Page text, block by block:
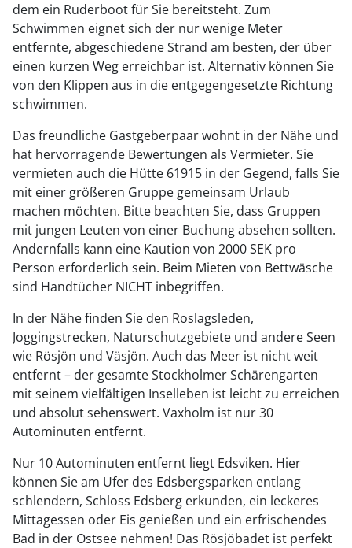
dem ein Ruderboot für Sie bereitsteht. Zum
Schwimmen eignet sich der nur wenige Meter
entfernte, abgeschiedene Strand am besten, der über
einen kurzen Weg erreichbar ist. Alternativ können Sie
von den Klippen aus in die entgegengesetzte Richtung
schwimmen.
Das freundliche Gastgeberpaar wohnt in der Nähe und
hat hervorragende Bewertungen als Vermieter. Sie
vermieten auch die Hütte 61915 in der Gegend, falls Sie
mit einer größeren Gruppe gemeinsam Urlaub
machen möchten. Bitte beachten Sie, dass Gruppen
mit jungen Leuten von einer Buchung absehen sollten.
Andernfalls kann eine Kaution von 2000 SEK pro
Person erforderlich sein. Beim Mieten von Bettwäsche
sind Handtücher NICHT inbegriffen.
In der Nähe finden Sie den Roslagsleden,
Joggingstrecken, Naturschutzgebiete und andere Seen
wie Rösjön und Väsjön. Auch das Meer ist nicht weit
entfernt – der gesamte Stockholmer Schärengarten
mit seinem vielfältigen Inselleben ist leicht zu erreichen
und absolut sehenswert. Vaxholm ist nur 30
Autominuten entfernt.
Nur 10 Autominuten entfernt liegt Edsviken. Hier
können Sie am Ufer des Edsbergsparken entlang
schlendern, Schloss Edsberg erkunden, ein leckeres
Mittagessen oder Eis genießen und ein erfrischendes
Bad in der Ostsee nehmen! Das Rösjöbadet ist perfekt